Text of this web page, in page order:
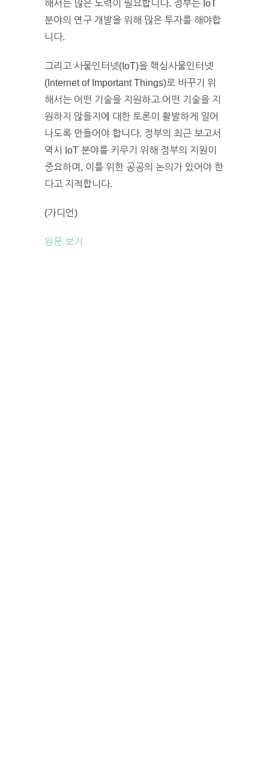
해서는 많은 노력이 필요합니다. 정부는 IoT
분야의 연구 개발을 위해 많은 투자를 해야합
니다.
그리고 사물인터넷(IoT)을 핵심사물인터넷
(Internet of Important Things)로 바꾸기 위
해서는 어떤 기술을 지원하고 어떤 기술을 지
원하지 않을지에 대한 토론이 활발하게 일어
나도록 만들어야 합니다. 정부의 최근 보고서
역시 IoT 분야를 키우기 위해 정부의 지원이
중요하며, 이를 위한 공공의 논의가 있어야 한
다고 지적합니다.
(가디언)
원문 보기